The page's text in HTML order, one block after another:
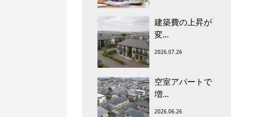
建築費の上昇が
変...
2026.07.26
空室アパートで
増...
2026.06.26